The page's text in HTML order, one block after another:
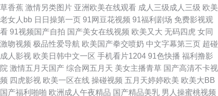
欧美成人抽插 国产10页 人人草97 日本高潮视频 无码毛茸茸 五月综合淫淫网
四虎永久蜜 国产视频欧美 日本69式HD 欧美色图1 人妖变态性交 日本性交
天美免费mv 天天干人人操 亚洲天堂精品视频 香蕉影剧院 超碰99久99 麻豆
视频在线 午夜无码伦 操碰在线看 人人妻人人摸 婷婷永久免费 日比打炮 男人
草香蕉 激情另类图片 亚洲欧美在线观看 成人三级成人三级 欧美
老女人bb 日日操第一页 91网豆花视频 91福利剧场 免费影视观
看 91视频国产自拍 国产美女在线视频 欧美又大 无码四虎 女同
激吻视频 极品性爱导航 欧美国产拳交喷奶 中文字幕第三页 超碰
成人影视 欧美日韩中文一区 手机看片1204 91色快播 福利撸影
院 激情五月天国产 综合网五月天 美女主播青草 国产高清不卡视
频 四虎影视 欧美一区在线 操碰视频 五月天婷婷欧美 欧美大BB
国产福利啪啪 欧洲成人午夜精品 国产精品美乳 男人操蜜桃视频